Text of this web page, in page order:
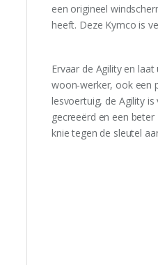
een origineel
heeft. Deze Kymco is
Ervaar de Agility en
woon-werker, ook een
lesvoertuig, de Agility
gecreeërd en een
knie tegen de sleutel